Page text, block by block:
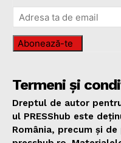
Abonează-te
Termeni și
Dreptul de autor
ul PRESShub este
România, precum și